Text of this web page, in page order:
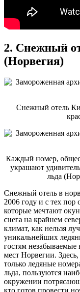
2. Снежный
(Норвегия)
Снежный отель
Каждый номер,
украшают
льда
Снежный отель в
2006 году и с тех пор
которые мечтают
снега на крайнем
климат, как нельзя
уникальнейших
гостям
мест Норвегии.
только ледяные
льда, пользуются
окружении
кто готов провести